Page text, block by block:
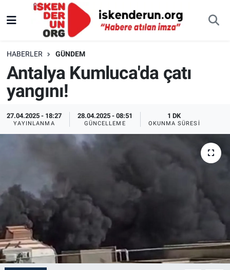
HABERLER GÜNDEM
Antalya Kumluca'da çatı
yangını!
27.04.2025 - 18:27
YAYINLANMA
28.04.2025 - 08:51
GÜNCELLEME
1 DK
OKUNMA SÜRESI